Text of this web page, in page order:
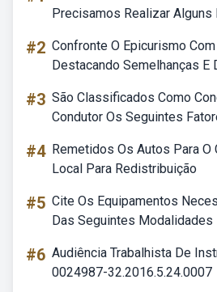
Precisamos Realizar
#2 Confronte O Epicurismo
Destacando Semelhanças E
#3 São Classificados Como
Condutor Os Seguintes
#4 Remetidos Os Autos Para
Local Para Redistribuição
#5 Cite Os Equipamentos
Das Seguintes Modalidades
#6 Audiência Trabalhista De
0024987-32.2016.5.24.0007